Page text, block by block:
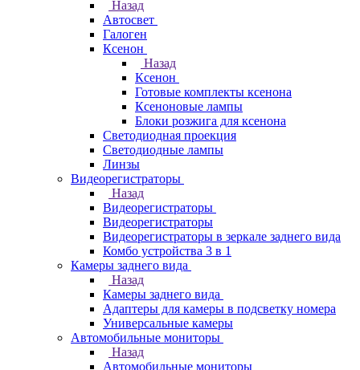
Назад
Автосвет
Галоген
Ксенон
Назад
Ксенон
Готовые комплекты ксенона
Ксеноновые лампы
Блоки розжига для ксенона
Светодиодная проекция
Светодиодные лампы
Линзы
Видеорегистраторы
Назад
Видеорегистраторы
Видеорегистраторы
Видеорегистраторы в зеркале заднего вида
Комбо устройства 3 в 1
Камеры заднего вида
Назад
Камеры заднего вида
Адаптеры для камеры в подсветку номера
Универсальные камеры
Автомобильные мониторы
Назад
Автомобильные мониторы